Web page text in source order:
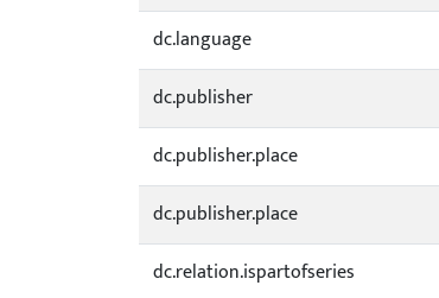
dc.language
dc.publisher
dc.publisher.place
dc.publisher.place
dc.relation.ispartofseries